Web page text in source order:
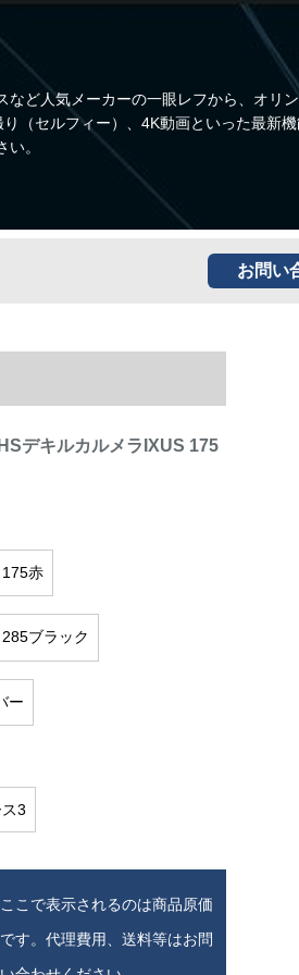
ど人気メーカーの一眼レフから、オリ
（セルフィー）、4K動画といった最新
。
お問い
デキルカルメラIXUS 175
175赤
ブラック
ー
3
ここで表示されるのは商品原価
です。代理費用、送料等はお問